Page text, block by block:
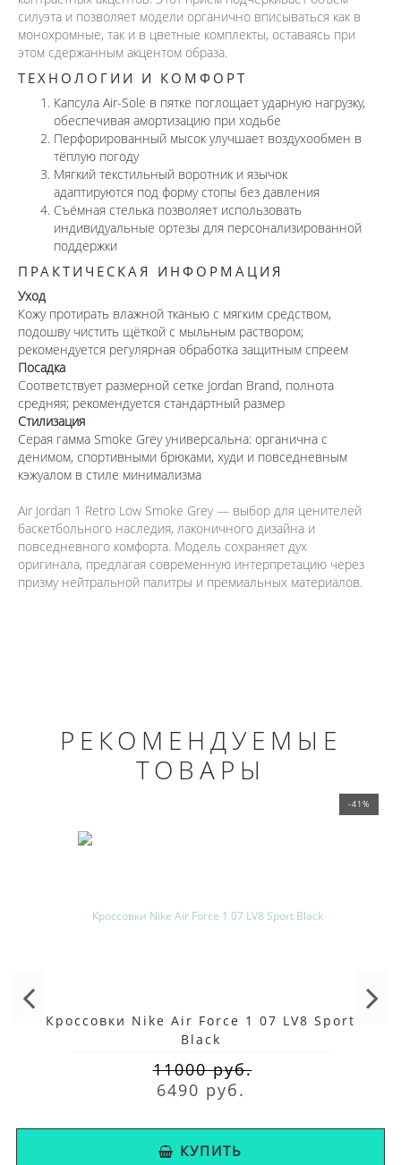
силуэта и позволяет модели органично вписываться как в
монохромные, так и в цветные комплекты, оставаясь при
этом сдержанным акцентом образа.
ТЕХНОЛОГИИ И КОМФОРТ
Капсула Air-Sole в пятке поглощает ударную нагрузку,
обеспечивая амортизацию при ходьбе
Перфорированный мысок улучшает воздухообмен в
тёплую погоду
Мягкий текстильный воротник и язычок
адаптируются под форму стопы без давления
Съёмная стелька позволяет использовать
индивидуальные ортезы для персонализированной
поддержки
ПРАКТИЧЕСКАЯ ИНФОРМАЦИЯ
Уход
Кожу протирать влажной тканью с мягким средством,
подошву чистить щёткой с мыльным раствором;
рекомендуется регулярная обработка защитным спреем
Посадка
Соответствует размерной сетке Jordan Brand, полнота
средняя; рекомендуется стандартный размер
Стилизация
Серая гамма Smoke Grey универсальна: органична с
денимом, спортивными брюками, худи и повседневным
кэжуалом в стиле минимализма
Air Jordan 1 Retro Low Smoke Grey — выбор для ценителей
баскетбольного наследия, лаконичного дизайна и
повседневного комфорта. Модель сохраняет дух
оригинала, предлагая современную интерпретацию через
призму нейтральной палитры и премиальных материалов.
РЕКОМЕНДУЕМЫЕ
ТОВАРЫ
-41%
Кроссовки Nike Air Force 1 07 LV8 Sport
Black
11000 руб.
6490 руб.
КУПИТЬ